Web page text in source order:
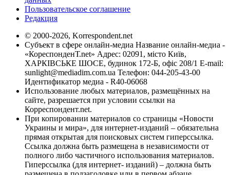
Пользовательское соглашение
Редакция
© 2000-2026, Korrespondent.net
Субъект в сфере онлайн-медиа Название онлайн-медиа -
«КореспонденТ.net» Адрес: 02091, місто Київ,
ХАРКІВСЬКЕ ШОСЕ, будинок 172-Б, офіс 208/1 E-mail:
sunlight@mediadim.com.ua Телефон: 044-205-43-00
Идентификатор медиа - R40-06068
Использование любых материалов, размещённых на
сайте, разрешается при условии ссылки на
Корреспондент.net.
При копировании материалов со страницы «Новости
Украины и мира», для интернет-изданий – обязательна
прямая открытая для поисковых систем гиперссылка.
Ссылка должна быть размещена в независимости от
полного либо частичного использования материалов.
Гиперссылка (для интернет- изданий) – должна быть